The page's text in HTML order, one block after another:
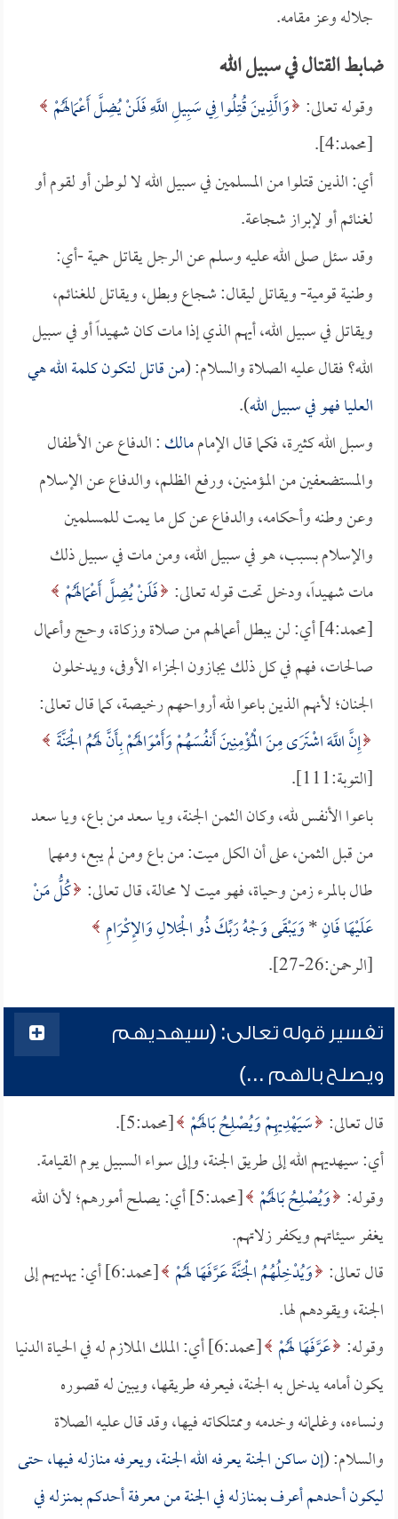
جلاله وعز مقامه.
ضابط القتال في سبيل الله
وقوله تعالى: وَالَّذِينَ قُتِلُوا فِي سَبِيلِ اللَّهِ فَلَنْ يُضِلَّ أَعْمَالَهُمْ
[محمد:4].
أي: الذين قتلوا من المسلمين في سبيل الله لا لوطن أو لقوم أو
لغنائم أو لإبراز شجاعة.
وقد سئل صلى الله عليه وسلم عن الرجل يقاتل حمية -أي:
وطنية قومية- ويقاتل ليقال: شجاع وبطل، ويقاتل للغنائم،
ويقاتل في سبيل الله، أيهم الذي إذا مات كان شهيداً أو في سبيل
الله؟ فقال عليه الصلاة والسلام: (من قاتل لتكون كلمة الله هي
العليا فهو في سبيل الله).
وسبل الله كثيرة، فكما قال الإماممالك: الدفاع عن الأطفال
والمستضعفين من المؤمنين، ورفع الظلم، والدفاع عن الإسلام
وعن وطنه وأحكامه، والدفاع عن كل ما يمت للمسلمين
والإسلام بسبب، هو في سبيل الله، ومن مات في سبيل ذلك
مات شهيداً، ودخل تحت قوله تعالى: فَلَنْ يُضِلَّ أَعْمَالَهُمْ
[محمد:4] أي: لن يبطل أعمالهم من صلاة وزكاة، وحج وأعمال
صالحات، فهم في كل ذلك يجازون الجزاء الأوفى، ويدخلون
الجنان؛ لأنهم الذين باعوا لله أرواحهم رخيصة، كما قال تعالى:
إِنَّ اللَّهَ اشْتَرَى مِنَ الْمُؤْمِنِينَ أَنفُسَهُمْ وَأَمْوَالَهُمْ بِأَنَّ لَهُمُ الْجَنَّةَ
[التوبة:111].
باعوا الأنفس لله، وكان الثمن الجنة، ويا سعد من باع، ويا سعد
من قبل الثمن، على أن الكل ميت: من باع ومن لم يبع، ومهما
طال بالمرء زمن وحياة، فهو ميت لا محالة، قال تعالى: كُلُّ مَنْ
عَلَيْهَا فَانٍ*وَيَبْقَى وَجْهُ رَبِّكَ ذُو الْجَلالِ وَالإِكْرَامِ
[الرحمن:26-27].
تفسير قوله تعالى: (سيهديهم
ويصلح بالهم ...)
قال تعالى: سَيَهْدِيهِمْ وَيُصْلِحُ بَالَهُمْ [محمد:5].
أي: سيهديهم الله إلى طريق الجنة، وإلى سواء السبيل يوم القيامة.
وقوله: وَيُصْلِحُ بَالَهُمْ
[محمد:5] أي: يصلح أمورهم؛ لأن الله
يغفر سيئاتهم ويكفر زلاتهم.
قال تعالى: وَيُدْخِلُهُمُ الْجَنَّةَ عَرَّفَهَا لَهُمْ
[محمد:6] أي: يهديهم إلى
الجنة، ويقودهم لها.
وقوله: عَرَّفَهَا لَهُمْ
[محمد:6] أي: الملك الملازم له في الحياة الدنيا
يكون أمامه يدخل به الجنة، فيعرفه طريقها، ويبين له قصوره
ونساءه، وغلمانه وخدمه وممتلكاته فيها، وقد قال عليه الصلاة
والسلام: (إن ساكن الجنة يعرفه الله الجنة، ويعرفه منازله فيها، حتى
ليكون أحدهم أعرف بمنازله في الجنة من معرفة أحدكم بمنزله في